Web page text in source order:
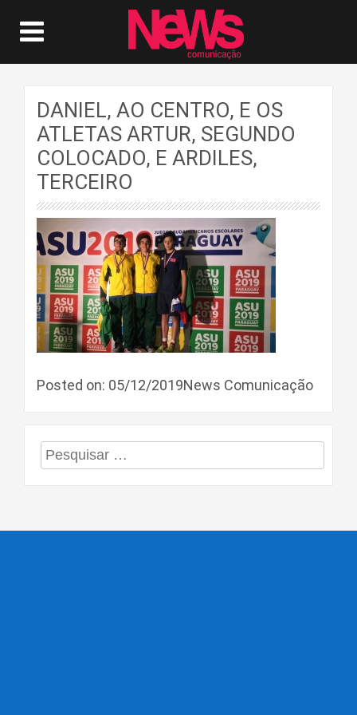
DANIEL, AO CENTRO, E OS
ATLETAS ARTUR, SEGUNDO
COLOCADO, E ARDILES,
TERCEIRO
Posted on: 05/12/2019News Comunicação
Pesquisar
por: